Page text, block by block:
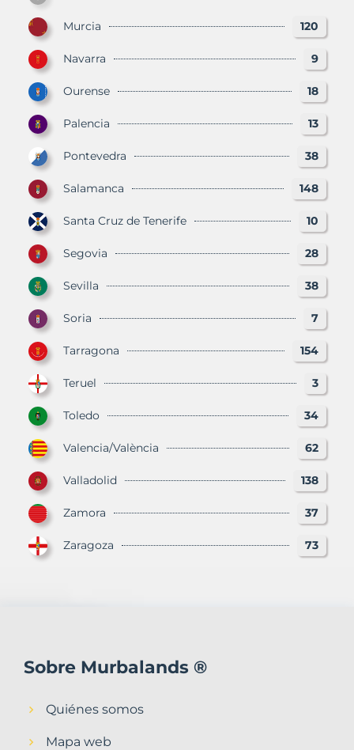
Murcia 120
Navarra 9
Ourense 18
Palencia 13
Pontevedra 38
Salamanca 148
Santa Cruz de Tenerife 10
Segovia 28
Sevilla 38
Soria 7
Tarragona 154
Teruel 3
Toledo 34
Valencia/València 62
Valladolid 138
Zamora 37
Zaragoza 73
Sobre Murbalands ®
Quiénes somos
Mapa web